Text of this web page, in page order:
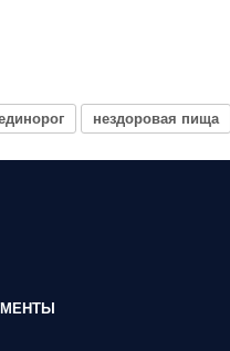
нездоровая пища